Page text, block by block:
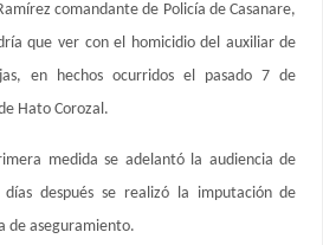
comandante de Policía de Casanare,
que ver con el homicidio del auxiliar de
en hechos ocurridos el pasado 7 de
Hato Corozal.
medida se adelantó la audiencia de
después se realizó la imputación de
de aseguramiento.